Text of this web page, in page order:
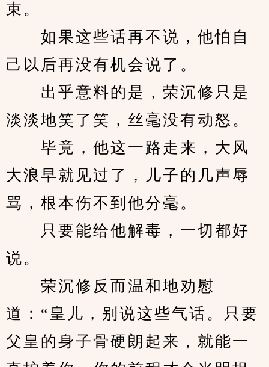
束。
如果这些话再不说，他怕自
己以后再没有机会说了。
出乎意料的是，荣沉修只是
淡淡地笑了笑，丝毫没有动怒。
毕竟，他这一路走来，大风
大浪早就见过了，儿子的几声辱
骂，根本伤不到他分毫。
只要能给他解毒，一切都好
说。
荣沉修反而温和地劝慰
道：“皇儿，别说这些气话。只要
父皇的身子骨硬朗起来，就能一